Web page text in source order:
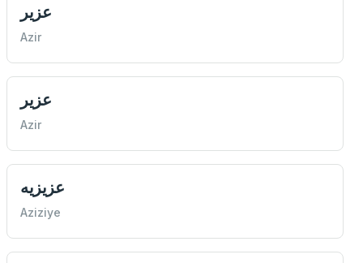
عزير
Azir
عزير
Azir
عزيزيه
Aziziye